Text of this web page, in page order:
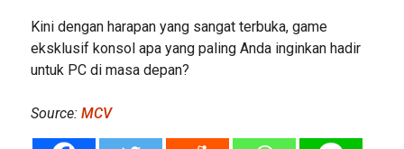
Kini dengan harapan yang sangat terbuka, game
eksklusif konsol apa yang paling Anda inginkan hadir
untuk PC di masa depan?
Source: MCV